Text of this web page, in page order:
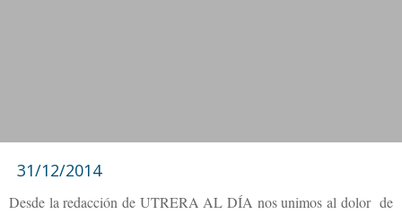
31/12/2014
Desde la redacción de UTRERA AL DÍA nos unimos al dolor de